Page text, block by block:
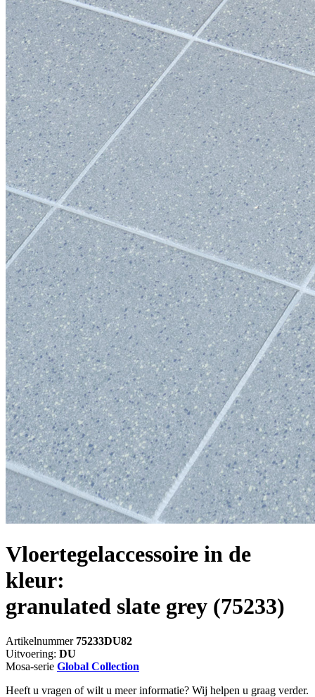
Vloertegelaccessoire in de
kleur:
granulated slate grey (75233)
Artikelnummer 75233DU82
Uitvoering: DU
Mosa-serie Global Collection
Heeft u vragen of wilt u meer informatie? Wij helpen u graag verder.